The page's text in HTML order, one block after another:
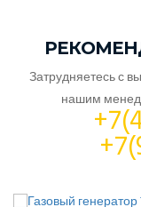
Затрудняетесь с
нашим